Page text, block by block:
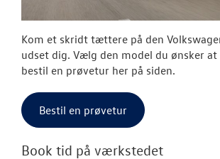
Kom et skridt tættere på den
udset dig. Vælg den model du ønsker
bestil en prøvetur her på siden.
Bestil en prøvetur
Book tid på værkstedet